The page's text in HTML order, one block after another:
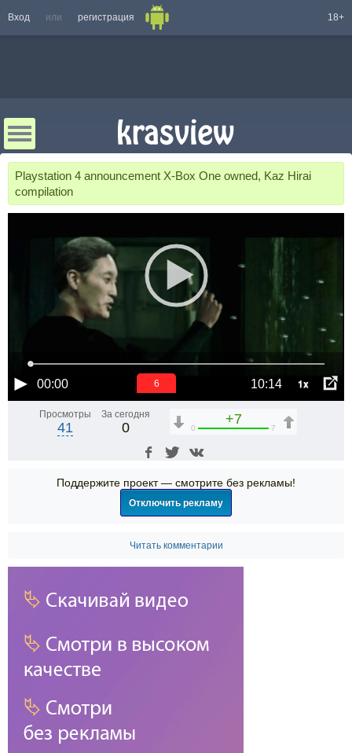
Вход или регистрация 18+
Playstation 4 announcement X-Box One owned, Kaz Hirai
compilation
00:00 10:14 1x
6
Просмотры
41
За сегодня
0
+7
0 7
Поддержите проект — смотрите без рекламы!
Отключить рекламу
Читать комментарии